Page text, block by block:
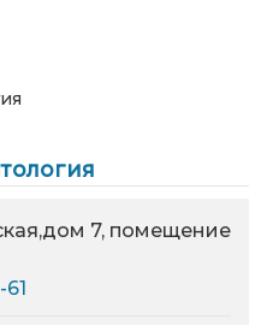
7, помещение